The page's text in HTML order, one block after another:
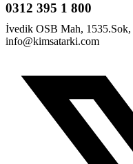
0312 395 1 800
İvedik OSB Mah,
info@kimsatarki.com